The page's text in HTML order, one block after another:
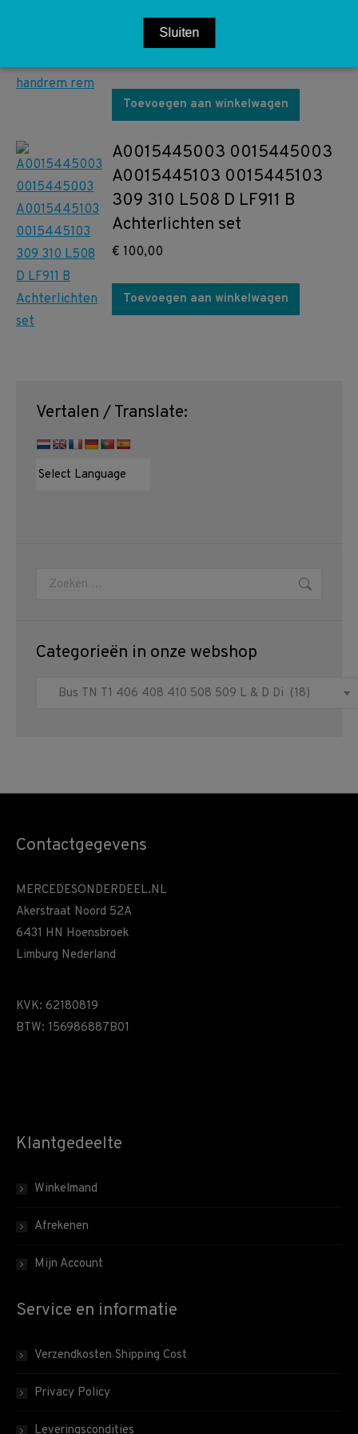
handrem rem
Toevoegen aan winkelwagen
A0015445003 0015445003
A0015445103 0015445103
309 310 L508 D LF911 B
Achterlichten set
€ 100,00
Toevoegen aan winkelwagen
Vertalen / Translate:
Zoeken:
Categorieën in onze webshop
Contactgegevens
MERCEDESONDERDEEL.NL
Akerstraat Noord 52A
6431 HN Hoensbroek
Limburg Nederland
KVK: 62180819
BTW: 156986887B01
Klantgedeelte
Winkelmand
Afrekenen
Mijn Account
Service en informatie
Verzendkosten Shipping Cost
Privacy Policy
Leveringscondities
Sluiten